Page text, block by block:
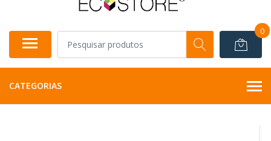
0
CATEGORIAS